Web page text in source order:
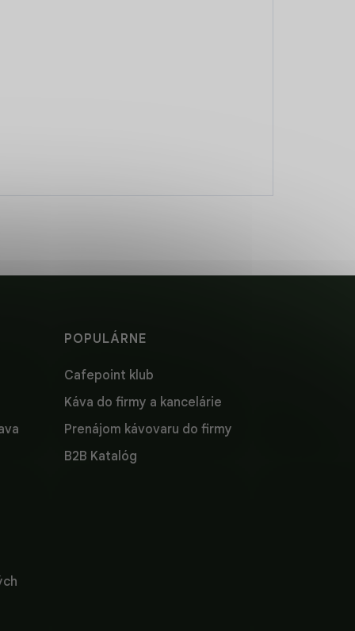
POPULÁRNE
Cafepoint klub
Káva do firmy a kancelárie
Prenájom kávovaru do firmy
B2B Katalóg